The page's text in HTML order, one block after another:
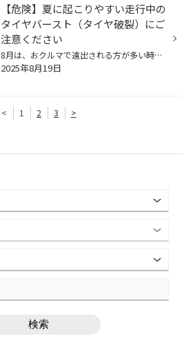
【危険】夏に起こりやすい走行中の
タイヤバースト（タイヤ破裂）にご
注意ください
8月は、おクルマで遠出される方が多い時期です。 お出掛けご予定のみなさま ちょっと待って！ クルマのタイヤはちゃんとメンテナンスしましたか？ ノーメンテナンスではとっても危険ですよ！ もし、タイヤの空気圧不足の状態で高速道路や長距離を走行すると、特に夏場は、タイヤが熱を持ちやすく、...
2025年8月19日
< 1 2 3 >